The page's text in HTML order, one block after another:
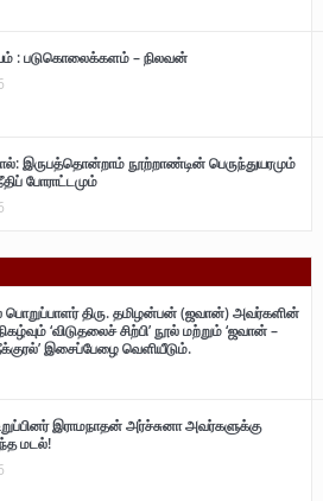
: படுகொலைக்களம் – நிலவன்
இருபத்தொன்றாம் நூற்றாண்டின் பெருந்துயரமும்
போராட்டமும்
பொறுப்பாளர் திரு. தமிழன்பன் (ஜவான்) அவர்களின்
‘விடுதலைச் சிற்பி’ நூல் மற்றும் ‘ஜவான் –
இசைப்பேழை வெளியீடும்.
இராமநாதன் அர்ச்சுனா அவர்களுக்கு
மடல்!